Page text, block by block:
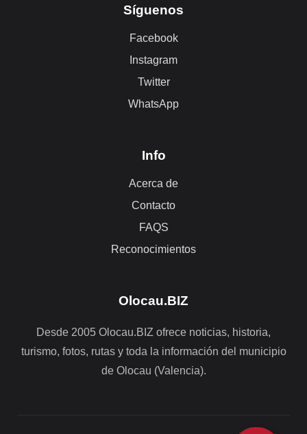
Síguenos
Facebook
Instagram
Twitter
WhatsApp
Info
Acerca de
Contacto
FAQS
Reconocimientos
Olocau.BIZ
Desde 2005 Olocau.BIZ ofrece noticias, historia,
turismo, fotos, rutas y toda la información del municipio
de Olocau (Valencia).